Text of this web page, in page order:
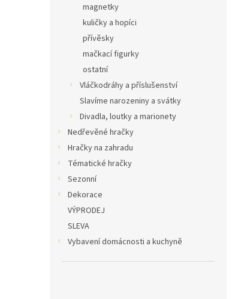
magnetky
kuličky a hopíci
přívěsky
mačkací figurky
ostatní
Vláčkodráhy a příslušenství
Slavíme narozeniny a svátky
Divadla, loutky a marionety
Nedřevěné hračky
Hračky na zahradu
Tématické hračky
Sezonní
Dekorace
VÝPRODEJ
SLEVA
Vybavení domácnosti a kuchyně